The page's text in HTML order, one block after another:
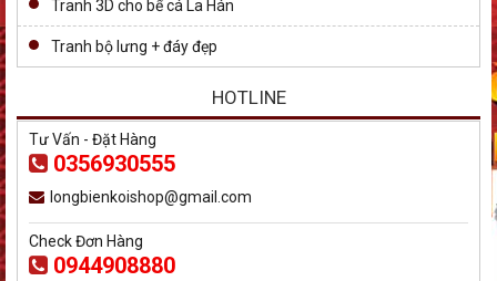
Tranh 3D cho bể cá La Hán
Tranh bộ lưng + đáy đẹp
HOTLINE
Tư Vấn - Đặt Hàng
0356930555
longbienkoishop@gmail.com
Check Đơn Hàng
0944908880